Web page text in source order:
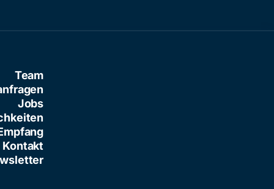
Team
Jobs
Kontakt